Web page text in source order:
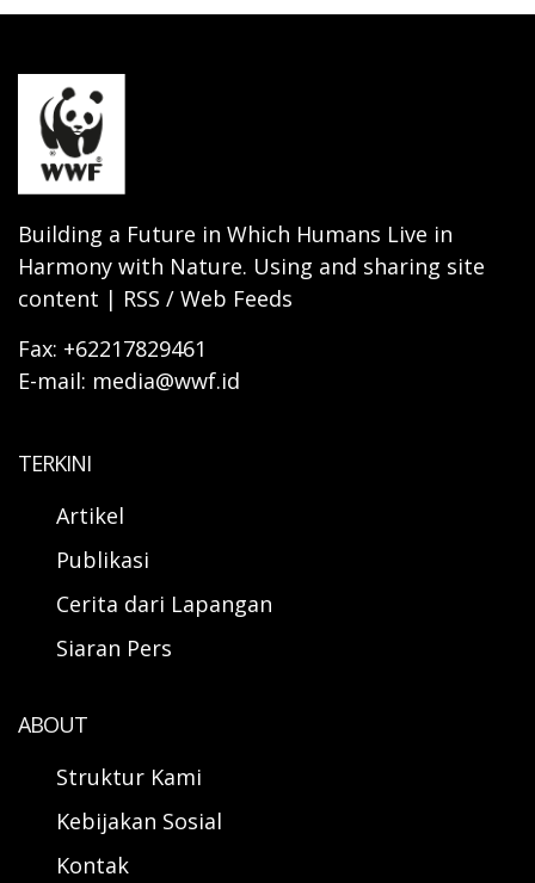
Building a Future in Which Humans Live in
Harmony with Nature. Using and sharing site
content | RSS / Web Feeds
Fax: +62217829461
E-mail: media@wwf.id
TERKINI
Artikel
Publikasi
Cerita dari Lapangan
Siaran Pers
ABOUT
Struktur Kami
Kebijakan Sosial
Kontak